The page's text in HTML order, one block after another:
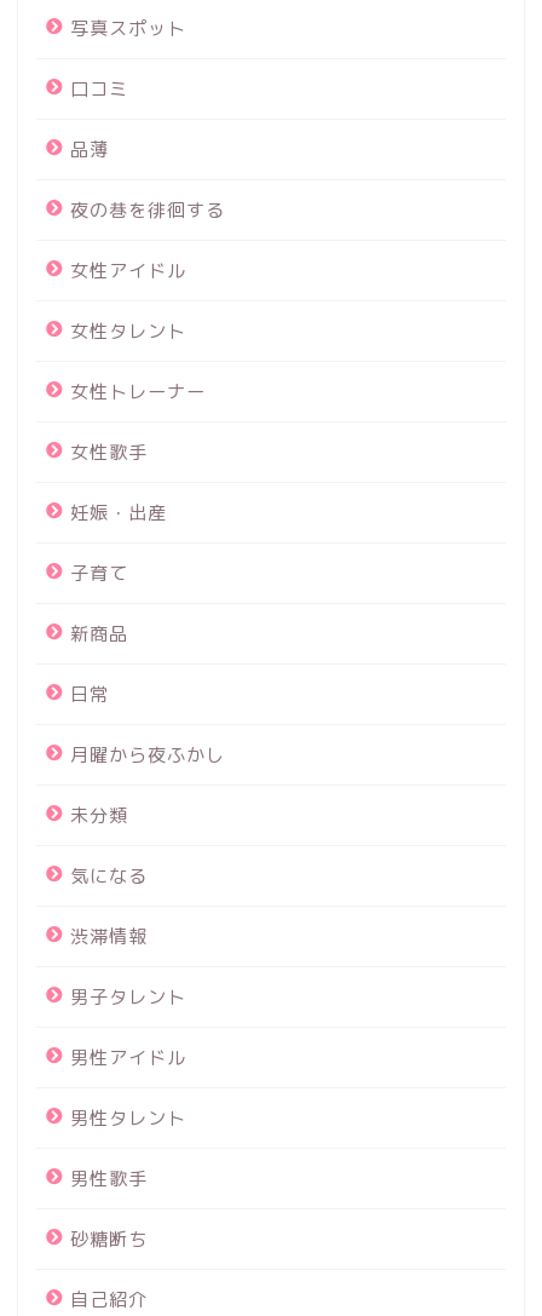
写真スポット
口コミ
品薄
夜の巷を徘徊する
女性アイドル
女性タレント
女性トレーナー
女性歌手
妊娠・出産
子育て
新商品
日常
月曜から夜ふかし
未分類
気になる
渋滞情報
男子タレント
男性アイドル
男性タレント
男性歌手
砂糖断ち
自己紹介